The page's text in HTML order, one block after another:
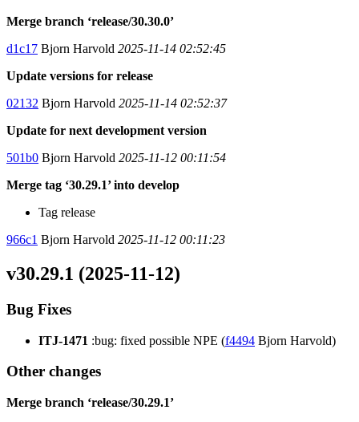
Merge branch ‘release/30.30.0’
d1c17 Bjorn Harvold 2025-11-14 02:52:45
Update versions for release
02132 Bjorn Harvold 2025-11-14 02:52:37
Update for next development version
501b0 Bjorn Harvold 2025-11-12 00:11:54
Merge tag ‘30.29.1’ into develop
Tag release
966c1 Bjorn Harvold 2025-11-12 00:11:23
v30.29.1 (2025-11-12)
Bug Fixes
ITJ-1471 :bug: fixed possible NPE (f4494 Bjorn Harvold)
Other changes
Merge branch ‘release/30.29.1’